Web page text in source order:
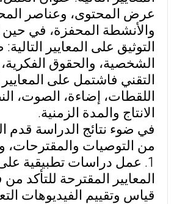
عرض المحتوى، وعناصر
والأنشطة المحفزة، في
التوثيق على المعايير
الشخصية، والحقوق
التقني فاشتمل على المعايير
اللقطات، إضاءة، الصوت،
الانتاج والمدة الزمنية.
في ضوء نتائج الدراسة قدم
من التوصيات والمقترحات،
1. عمل دراسات تطبيقية
المعايير المقترحة للتأكد من
قياس وتقييم الفيديوهات